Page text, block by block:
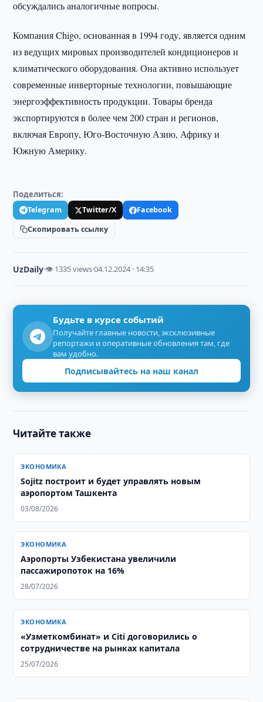
обсуждались аналогичные вопросы.
Компания Chigo, основанная в 1994 году, является одним
из ведущих мировых производителей кондиционеров и
климатического оборудования. Она активно использует
современные инверторные технологии, повышающие
энергоэффективность продукции. Товары бренда
экспортируются в более чем 200 стран и регионов,
включая Европу, Юго-Восточную Азию, Африку и
Южную Америку.
Поделиться:
Telegram Twitter/X
Facebook
Скопировать ссылку
UzDaily·👁 1335 views·04.12.2024 · 14:35
Будьте в курсе событий
Получайте главные новости, эксклюзивные
репортажи и оперативные обновления там, где
вам удобно.
Подписывайтесь на наш канал
Читайте также
ЭКОНОМИКА
Sojitz построит и будет управлять новым
аэропортом Ташкента
03/08/2026
ЭКОНОМИКА
Аэропорты Узбекистана увеличили
пассажиропоток на 16%
28/07/2026
ЭКОНОМИКА
«Узметкомбинат» и Citi договорились о
сотрудничестве на рынках капитала
25/07/2026